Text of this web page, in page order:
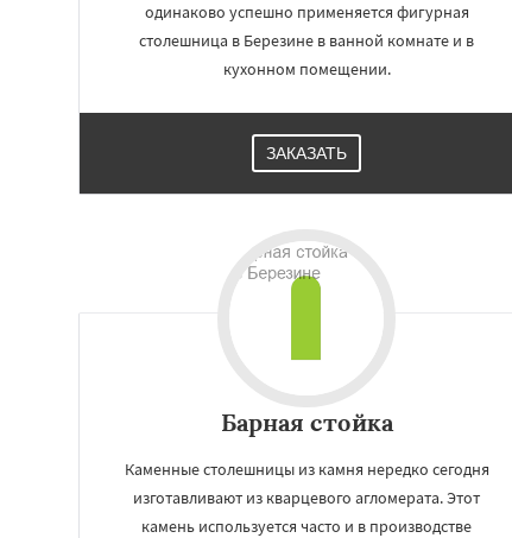
Жодино
одинаково успешно применяется фигурная
столешница в Березине в ванной комнате и в
кухонном помещении.
ЗАКАЗАТЬ
Барная стойка
Каменные столешницы из камня нередко сегодня
изготавливают из кварцевого агломерата. Этот
камень используется часто и в производстве